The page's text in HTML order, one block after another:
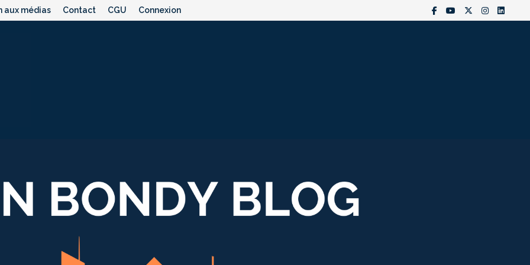
aux médias Contact CGU Connexion